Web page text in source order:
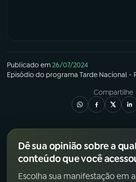
Publicado em26/07/2024
Episódio do programa Tarde Nacional -
Compartilhe
Dê sua opinião sobre a
conteúdo que você
Escolha sua manifestação em